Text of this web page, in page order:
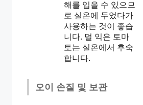
해를 입을 수 있으므
로 실온에 두었다가
사용하는 것이 좋습
니다. 덜 익은 토마
토는 실온에서 후숙
합니다.
오이 손질 및 보관